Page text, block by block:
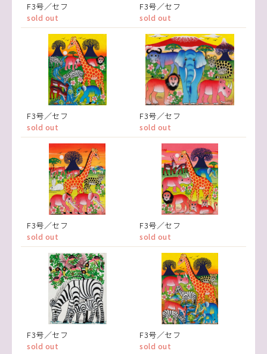
F3号／セフ
sold out
F3号／セフ
sold out
F3号／セフ
sold out
F3号／セフ
sold out
F3号／セフ
sold out
F3号／セフ
sold out
F3号／セフ
sold out
F3号／セフ
sold out